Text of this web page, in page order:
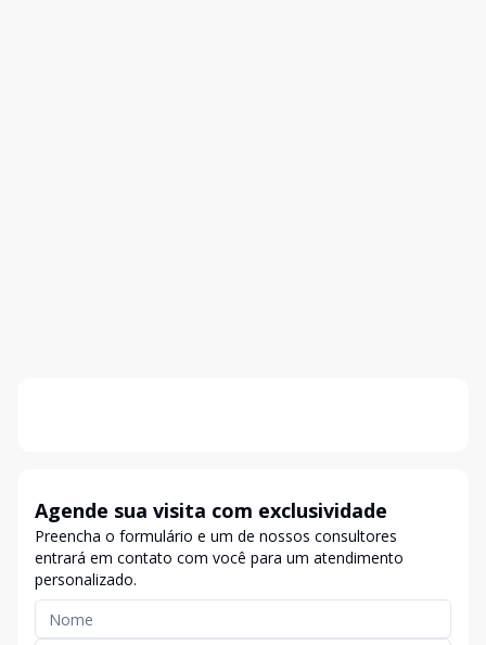
Agende sua visita com exclusividade
Preencha o formulário e um de nossos consultores
entrará em contato com você para um atendimento
personalizado.